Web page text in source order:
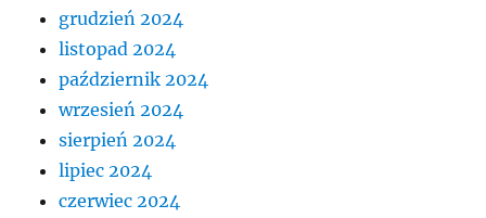
grudzień 2024
listopad 2024
październik 2024
wrzesień 2024
sierpień 2024
lipiec 2024
czerwiec 2024